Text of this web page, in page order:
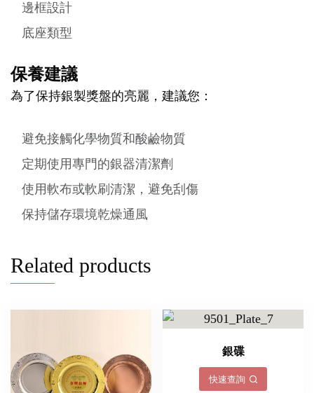
邊框設計
底座類型
保養建議
為了保持銀製獎盤的亮麗，建議您：
避免接觸化學物質和酸鹼物質
定期使用專門的銀器清潔劑
使用軟布或軟刷清潔，避免刮傷
保持儲存環境乾燥通風
Related products
銀碟
快速查詢